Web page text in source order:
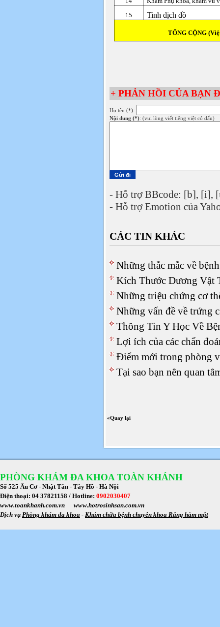
15
Tinh dịch đồ
TỔNG CỘNG
+ PHẢN HỒI CỦA BẠN
Họ tên (*):
Nội dung (*): (vui lòng viết tiếng việt có dấu)
- Hỗ trợ BBcode: [b], [i],
- Hỗ trợ Emotion của
CÁC TIN KHÁC
Những thắc mắc về
Kích Thước Dương Vật
Những triệu chứng cơ
Những vấn đề về trứng
Thông Tin Y Học Về
Lợi ích của các chẩn
Điểm mới trong phòng
Tại sao bạn nên quan
«Quay lại
PHÒNG KHÁM ĐA KHOA TOÀN KHÁNH
Số 525 Âu Cơ - Nhật Tân - Tây Hồ - Hà Nội
Điện thoại: 04 37821158 / Hotline: 0902030407
www.toankhanh.com.vn www.hotrosinhsan.com.vn
Dịch vụ Phòng khám đa khoa - Khám chữa bệnh chuyên khoa Răng hàm mặt